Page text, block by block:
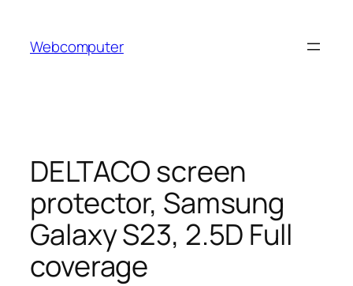
innehåll
Webcomputer
DELTACO screen
protector, Samsung
Galaxy S23, 2.5D Full
coverage